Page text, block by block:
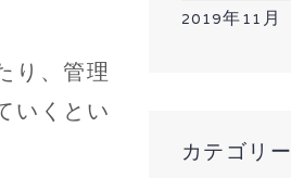
り、管理
いくとい
2019年11月
カテゴリー